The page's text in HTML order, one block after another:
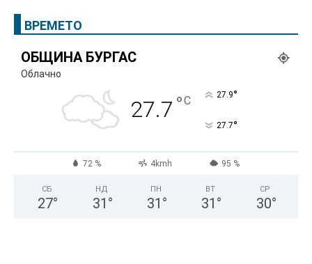
ВРЕМЕТО
ОБЩИНА БУРГАС
Облачно
27.7 °C 27.9°
27.7°
72 % 4kmh 95 %
СБ
27°
НД
31 °
ПН
31 °
ВТ
31 °
СР
30°